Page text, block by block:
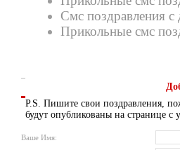
Смс поздравления
Прикольные смс
P.S. Пишите свои поздравления,
будут опубликованы на странице с
Ваше Имя: